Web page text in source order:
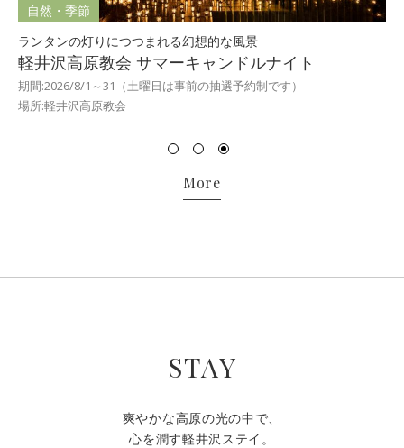
自然・季節
ランタンの灯りにつつまれる幻想的な風景
軽井沢高原教会 サマーキャンドルナイト
期間:2026/8/1～31（土曜日は事前の抽選予約制です）
場所:軽井沢高原教会
More
STAY
爽やかな高原の光の中で、
心を潤す軽井沢ステイ。